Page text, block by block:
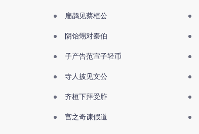
扁鹊见蔡桓公
阴饴甥对秦伯
子产告范宣子轻币
寺人披见文公
齐桓下拜受胙
宫之奇谏假道